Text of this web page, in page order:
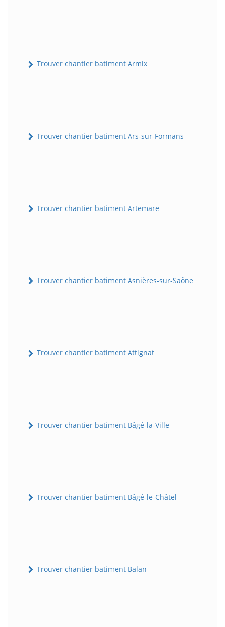
Trouver chantier batiment Armix
Trouver chantier batiment Ars-sur-Formans
Trouver chantier batiment Artemare
Trouver chantier batiment Asnières-sur-Saône
Trouver chantier batiment Attignat
Trouver chantier batiment Bâgé-la-Ville
Trouver chantier batiment Bâgé-le-Châtel
Trouver chantier batiment Balan